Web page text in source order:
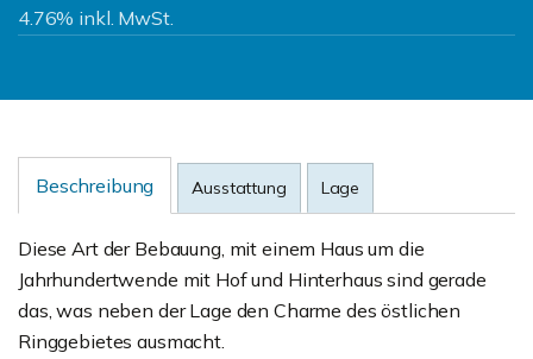
4.76% inkl. MwSt.
Beschreibung Ausstattung Lage
Diese Art der Bebauung, mit einem Haus um die
Jahrhundertwende mit Hof und Hinterhaus sind gerade
das, was neben der Lage den Charme des östlichen
Ringgebietes ausmacht.